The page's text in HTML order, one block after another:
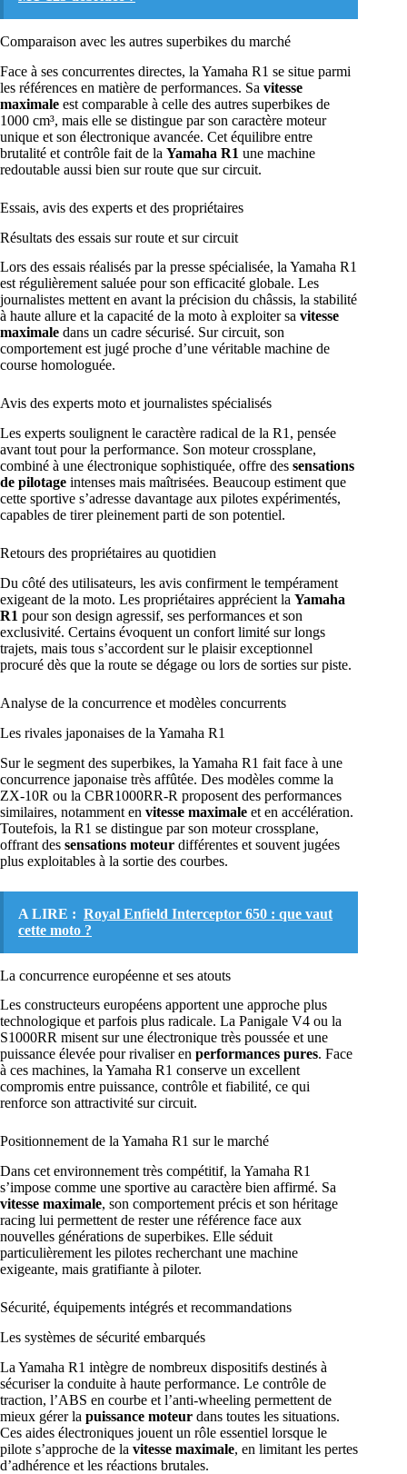
Comparaison avec les autres superbikes du marché
Face à ses concurrentes directes, la Yamaha R1 se situe parmi
les références en matière de performances. Sa vitesse
maximale est comparable à celle des autres superbikes de
1000 cm³, mais elle se distingue par son caractère moteur
unique et son électronique avancée. Cet équilibre entre
brutalité et contrôle fait de la Yamaha R1 une machine
redoutable aussi bien sur route que sur circuit.
Essais, avis des experts et des propriétaires
Résultats des essais sur route et sur circuit
Lors des essais réalisés par la presse spécialisée, la Yamaha R1
est régulièrement saluée pour son efficacité globale. Les
journalistes mettent en avant la précision du châssis, la stabilité
à haute allure et la capacité de la moto à exploiter sa vitesse
maximale dans un cadre sécurisé. Sur circuit, son
comportement est jugé proche d’une véritable machine de
course homologuée.
Avis des experts moto et journalistes spécialisés
Les experts soulignent le caractère radical de la R1, pensée
avant tout pour la performance. Son moteur crossplane,
combiné à une électronique sophistiquée, offre des sensations
de pilotage intenses mais maîtrisées. Beaucoup estiment que
cette sportive s’adresse davantage aux pilotes expérimentés,
capables de tirer pleinement parti de son potentiel.
Retours des propriétaires au quotidien
Du côté des utilisateurs, les avis confirment le tempérament
exigeant de la moto. Les propriétaires apprécient la Yamaha
R1 pour son design agressif, ses performances et son
exclusivité. Certains évoquent un confort limité sur longs
trajets, mais tous s’accordent sur le plaisir exceptionnel
procuré dès que la route se dégage ou lors de sorties sur piste.
Analyse de la concurrence et modèles concurrents
Les rivales japonaises de la Yamaha R1
Sur le segment des superbikes, la Yamaha R1 fait face à une
concurrence japonaise très affûtée. Des modèles comme la
ZX-10R ou la CBR1000RR-R proposent des performances
similaires, notamment en vitesse maximale et en accélération.
Toutefois, la R1 se distingue par son moteur crossplane,
offrant des sensations moteur différentes et souvent jugées
plus exploitables à la sortie des courbes.
A LIRE : Royal Enfield Interceptor 650 : que vaut
cette moto ?
La concurrence européenne et ses atouts
Les constructeurs européens apportent une approche plus
technologique et parfois plus radicale. La Panigale V4 ou la
S1000RR misent sur une électronique très poussée et une
puissance élevée pour rivaliser en performances pures. Face
à ces machines, la Yamaha R1 conserve un excellent
compromis entre puissance, contrôle et fiabilité, ce qui
renforce son attractivité sur circuit.
Positionnement de la Yamaha R1 sur le marché
Dans cet environnement très compétitif, la Yamaha R1
s’impose comme une sportive au caractère bien affirmé. Sa
vitesse maximale, son comportement précis et son héritage
racing lui permettent de rester une référence face aux
nouvelles générations de superbikes. Elle séduit
particulièrement les pilotes recherchant une machine
exigeante, mais gratifiante à piloter.
Sécurité, équipements intégrés et recommandations
Les systèmes de sécurité embarqués
La Yamaha R1 intègre de nombreux dispositifs destinés à
sécuriser la conduite à haute performance. Le contrôle de
traction, l’ABS en courbe et l’anti-wheeling permettent de
mieux gérer la puissance moteur dans toutes les situations.
Ces aides électroniques jouent un rôle essentiel lorsque le
pilote s’approche de la vitesse maximale, en limitant les pertes
d’adhérence et les réactions brutales.